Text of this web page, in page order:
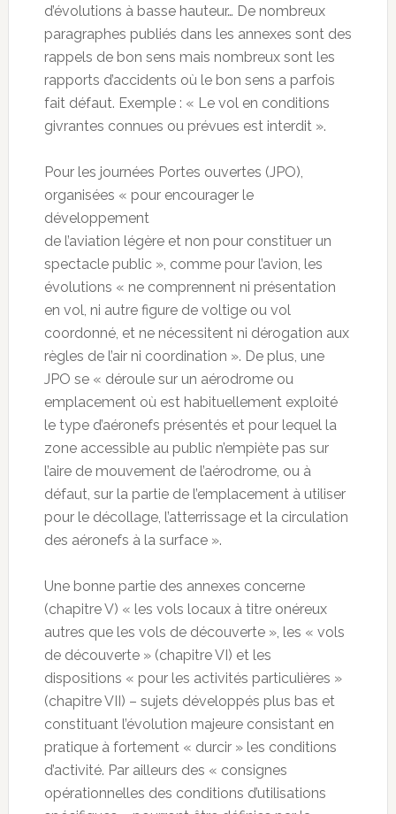
d’évolutions à basse hauteur… De nombreux
paragraphes publiés dans les annexes sont des
rappels de bon sens mais nombreux sont les
rapports d’accidents où le bon sens a parfois
fait défaut. Exemple : « Le vol en conditions
givrantes connues ou prévues est interdit ».
Pour les journées Portes ouvertes (JPO),
organisées « pour encourager le
développement
de l’aviation légère et non pour constituer un
spectacle public », comme pour l’avion, les
évolutions « ne comprennent ni présentation
en vol, ni autre figure de voltige ou vol
coordonné, et ne nécessitent ni dérogation aux
règles de l’air ni coordination ». De plus, une
JPO se « déroule sur un aérodrome ou
emplacement où est habituellement exploité
le type d’aéronefs présentés et pour lequel la
zone accessible au public n’empiète pas sur
l’aire de mouvement de l’aérodrome, ou à
défaut, sur la partie de l’emplacement à utiliser
pour le décollage, l’atterrissage et la circulation
des aéronefs à la surface ».
Une bonne partie des annexes concerne
(chapitre V) « les vols locaux à titre onéreux
autres que les vols de découverte », les « vols
de découverte » (chapitre VI) et les
dispositions « pour les activités particulières »
(chapitre VII) – sujets développés plus bas et
constituant l’évolution majeure consistant en
pratique à fortement « durcir » les conditions
d’activité. Par ailleurs des « consignes
opérationnelles des conditions d’utilisations